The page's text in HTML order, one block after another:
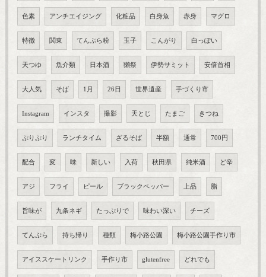
色素 アンチエイジング 化粧品 白身魚 赤身 マグロ
特徴 関東 てんぷら粉 玉子 こんがり 白っぽい
天つゆ 魚介類 日本酒 獺祭 伊勢サミット 安倍首相
大人気 そば 1月 26日 世界遺産 手づくり市
Instagram インスタ 撮影 天とじ たまご きつね
ぷりぷり ランチタイム ざるそば 半額 通常 700円
配合 変 味 新しい 入荷 秋田県 純米酒 ど辛
アジ フライ ピール ブラックペッパー 上品 脂
旨味が 九条ネギ たっぷりで 味わい深い チーズ
てんぷら 持ち帰り 種類 梅小路公園 梅小路公園手作り市
アイススケートリンク 手作り市 glutenfree どれでも